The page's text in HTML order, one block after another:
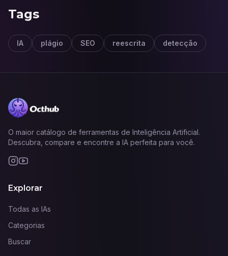
Tags
IA plágio SEO reescrita detecção
O maior catálogo de ferramentas de Inteligência Artificial.
Descubra, compare e encontre a IA perfeita para você.
Explorar
Todas as IAs
Categorias
Buscar